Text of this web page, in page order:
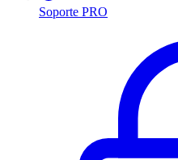
Soporte PRO